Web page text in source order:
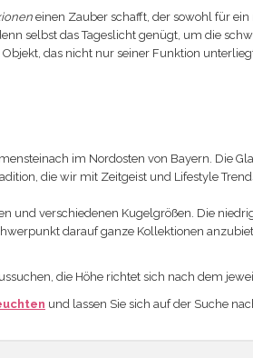
einen Zauber schafft, der sowohl für
selbst das Tageslicht genügt, um die
das nicht nur seiner Funktion
im Nordosten von Bayern. Die
die wir mit Zeitgeist und Lifestyle
und verschiedenen Kugelgrößen. Die
darauf ganze Kollektionen
die Höhe richtet sich nach dem
und lassen Sie sich auf der Suche